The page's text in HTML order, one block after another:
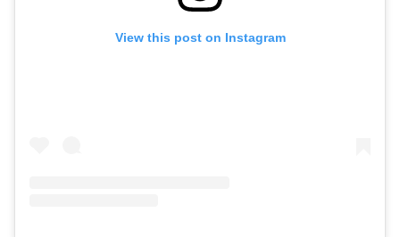
View this post on Instagram